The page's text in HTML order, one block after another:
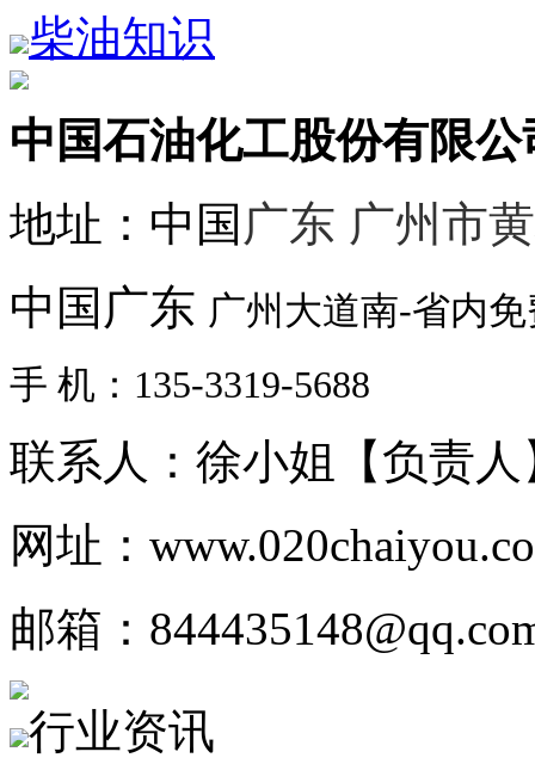
柴油知识
中国石油化工股份有限公
地址：中国 广东 广州市
中国广东 广州大道南-省内
手 机：135-3319-5688
联系人：徐小姐【负责人
网址：
邮箱：
行业资讯